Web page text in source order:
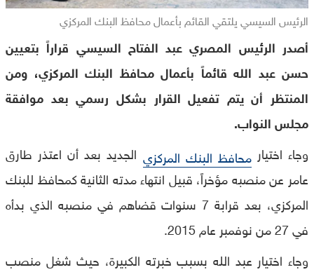
الرئيس السيسي يلتقي القائم بأعمال محافظ البنك المركزي
أصدر الرئيس المصري عبد الفتاح السيسي قراراً بتعيين
حسن عبد الله قائماً بأعمال محافظ البنك المركزي، ومن
المنتظر أن يتم تفعيل القرار بشكل رسمي بعد موافقة
مجلس النواب.
وجاء اختيار محافظ البنك المركزي الجديد بعد أن اعتذر طارق
عامر عن منصبه مؤخراً، قبيل انتهاء مدته الثانية كمحافظ للبنك
المركزي، بعد قرابة 7 سنوات قضاهم في منصبه الذي بدأه
في 27 من نوفمبر عام 2015.
وجاء اختيار عبد الله بسبب خبرته الكبيرة، حيث شغل منصب